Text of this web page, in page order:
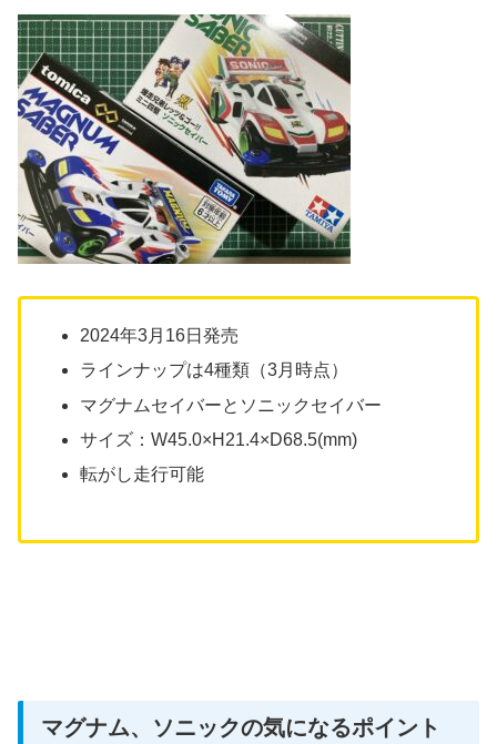
2024年3月16日発売
ラインナップは4種類（3月時点）
マグナムセイバーとソニックセイバー
サイズ：W45.0×H21.4×D68.5(mm)
転がし走行可能
マグナム、ソニックの気になるポイント